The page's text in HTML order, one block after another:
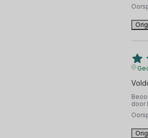
door